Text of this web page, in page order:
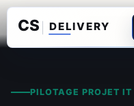
PILOTAGE PROJET IT